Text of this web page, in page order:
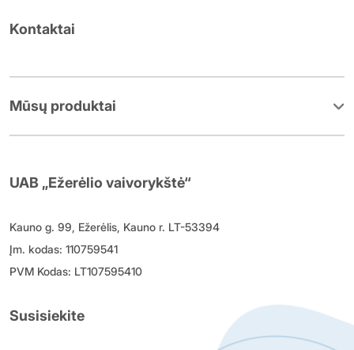
Kontaktai
Mūsų produktai
UAB „Ežerėlio vaivorykštė“
Kauno g. 99, Ežerėlis, Kauno r. LT-53394
Įm. kodas: 110759541
PVM Kodas: LT107595410
Susisiekite